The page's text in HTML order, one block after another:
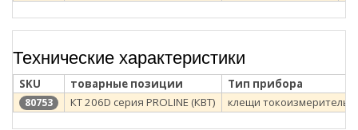
Технические характеристики
SKU товарные позиции Тип прибора
80753 КТ 206D серия PROLINE (КВТ) клещи